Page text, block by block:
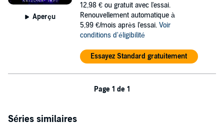
Aperçu
12,98 € ou gratuit avec l'essai.
Renouvellement automatique à
5,99 €/mois après l'essai. Voir
conditions d'éligibilité
Essayez Standard gratuitement
Page 1 de 1
Séries similaires